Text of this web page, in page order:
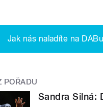
Jak nás naladíte na DABu
POŘADU
Sandra Silná: